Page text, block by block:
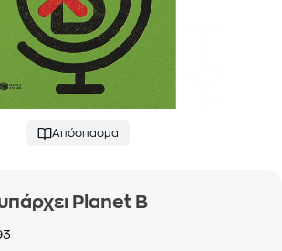
Απόσπασμα
Planet B